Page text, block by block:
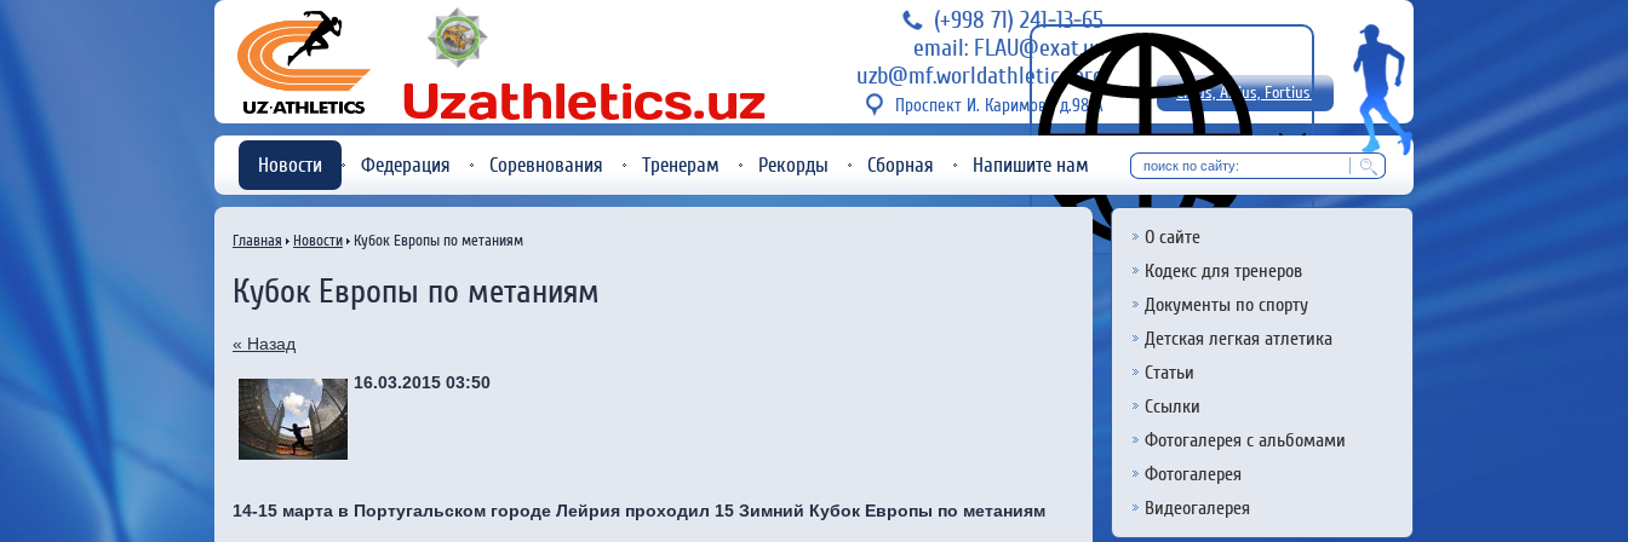
(+998 71) 241-13-65
email: FLAU@exat.uz
uzb@mf.worldathletics.org
Проспект И. Каримова д.98 А
Citius, Altius, Fortius!
RU
Новости Федерация Соревнования Тренерам Рекорды Сборная Напишите нам
О сайте
Кодекс для тренеров
Документы по спорту
Детская легкая атлетика
Статьи
Ссылки
Фотогалерея с альбомами
Фотогалерея
Видеогалерея
Главная Новости Кубок Европы по метаниям
Кубок Европы по метаниям
« Назад
16.03.2015 03:50
14-15 марта в Португальском городе Лейрия проходил 15 Зимний Кубок Европы по метаниям